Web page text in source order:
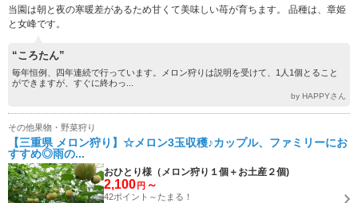
当園は朝と夜の寒暖差があるため甘くて美味しい苺が育ちます。 品種は、章姫
と女峰です。
“ころたん”
毎年恒例、四年連続で行っています。メロン狩りは説明を受けて、1人1個とること
ができますが、すぐに終わっ...
by HAPPYさん
その他果物・野菜狩り
【三重県 メロン狩り】☆メロン3玉収穫♪カップル、ファミリーにお
すすめ◎雨の...
おひとり様（メロン狩り１個＋お土産２個)
2,100 円 ～
42ポイント～たまる！